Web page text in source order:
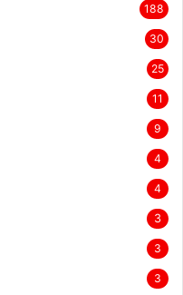
188
30
25
11
9
4
4
3
3
3